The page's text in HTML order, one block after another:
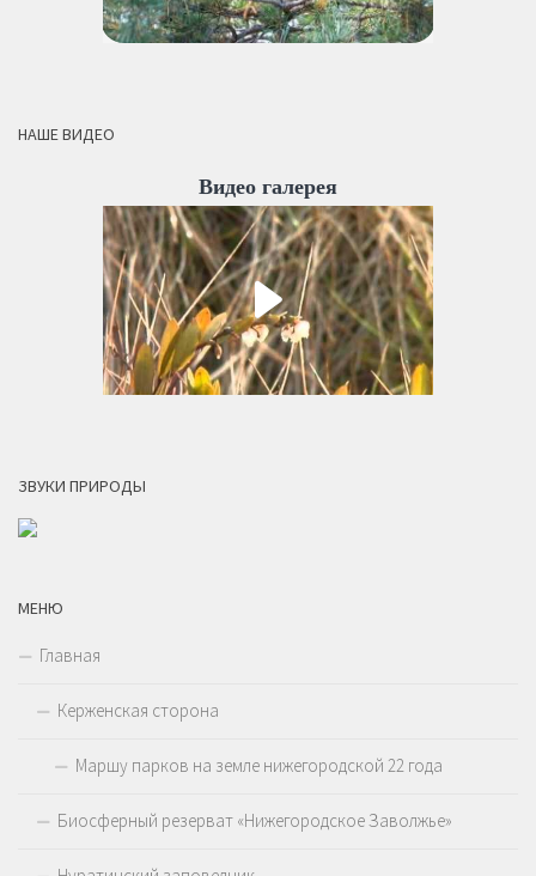
НАШЕ ВИДЕО
Видео галерея
ЗВУКИ ПРИРОДЫ
МЕНЮ
Главная
Керженская сторона
Маршу парков на земле нижегородской 22 года
Биосферный резерват «Нижегородское Заволжье»